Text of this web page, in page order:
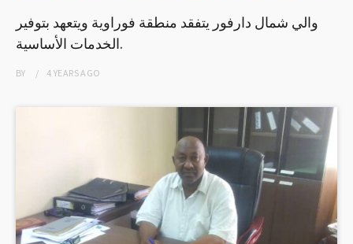
والي شمال دارفور يتفقد منطقة فوراوية ويتعهد بتوفير
الخدمات الأساسية.
BY 4 YEARSAGO